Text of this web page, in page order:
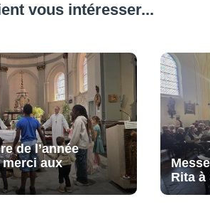
vous intéresser...
de l’année
aux
Rita à